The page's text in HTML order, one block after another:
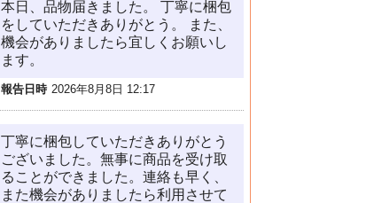
本日、品物届きました。 丁寧に梱包
をしていただきありがとう。 また、
機会がありましたら宜しくお願いし
ます。
報告日時 2026年8月8日 12:17
丁寧に梱包していただきありがとう
ございました。無事に商品を受け取
ることができました。連絡も早く、
また機会がありましたら利用させて